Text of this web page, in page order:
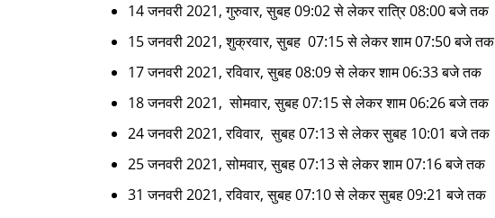
14 जनवरी 2021, गुरुवार, सुबह 09:02 से लेकर रात्रि 08:00 बजे तक
15 जनवरी 2021, शुक्रवार, सुबह 07:15 से लेकर शाम 07:50 बजे तक
17 जनवरी 2021, रविवार, सुबह 08:09 से लेकर शाम 06:33 बजे तक
18 जनवरी 2021, सोमवार, सुबह 07:15 से लेकर शाम 06:26 बजे तक
24 जनवरी 2021, रविवार, सुबह 07:13 से लेकर सुबह 10:01 बजे तक
25 जनवरी 2021, सोमवार, सुबह 07:13 से लेकर शाम 07:16 बजे तक
31 जनवरी 2021, रविवार, सुबह 07:10 से लेकर सुबह 09:21 बजे तक